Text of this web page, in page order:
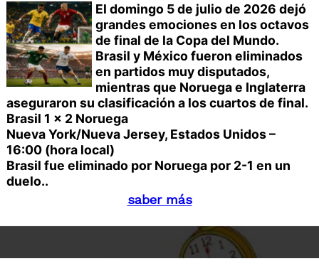
El domingo 5 de julio de 2026 dejó
grandes emociones en los octavos
de final de la Copa del Mundo.
Brasil y México fueron eliminados
en partidos muy disputados,
mientras que Noruega e Inglaterra
aseguraron su clasificación a los cuartos de final.
Brasil 1 x 2 Noruega
Nueva York/Nueva Jersey, Estados Unidos –
16:00 (hora local)
Brasil fue eliminado por Noruega por 2-1 en un
duelo..
saber más